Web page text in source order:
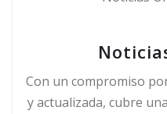
Con un compromiso
y actualizada, cubre